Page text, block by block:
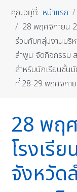
คุณอยู่ที่: หน้าแรก
28 พฤศจิกายน
ร่วมกับกลุ่มงานบริ
ลำพูน จัดกิจกรรม
สำหรับนักเรียนชั้น
ที่ 28-29 พฤศจิกา
28 พฤ
โรงเรี
จังหวัด